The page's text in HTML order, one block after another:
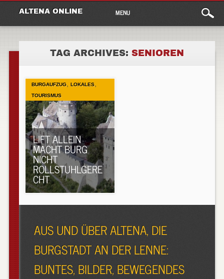
ALTENA ONLINE
Main
menu
content
MENU
TAG ARCHIVES: SENIOREN
BURGAUFZUG, LOKALES,
TOURISMUS
LIFT ALLEIN
MACHT BURG
NICHT
ROLLSTUHLGERE
CHT
AUS UND ÜBER ALTENA, DIE
BURGSTADT AN DER LENNE:
BUNTES, BILDER, BEWEGENDES